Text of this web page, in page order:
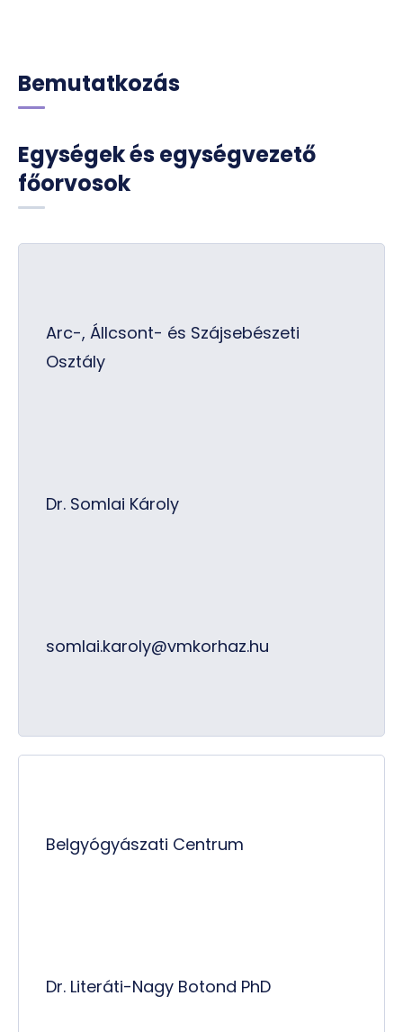
Bemutatkozás
Egységek és egységvezető
főorvosok
Arc-, Állcsont- és Szájsebészeti
Osztály
Dr. Somlai Károly
somlai.karoly@vmkorhaz.hu
Belgyógyászati Centrum
Dr. Literáti-Nagy Botond PhD